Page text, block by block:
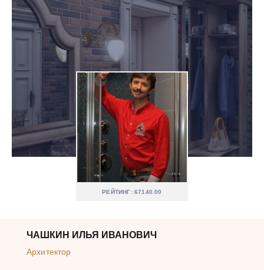
РЕЙТИНГ: 67140.00
ЧАШКИН ИЛЬЯ ИВАНОВИЧ
Архитектор